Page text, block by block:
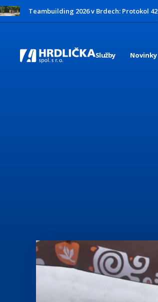
Teambuilding 2026 v Brdech: Protokol 42
Služby Novinky